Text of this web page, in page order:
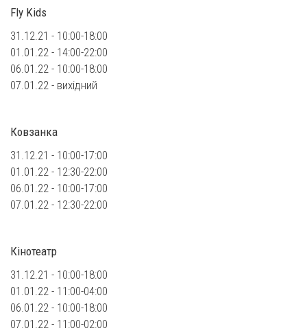
Fly Kids
31.12.21 - 10:00-18:00
01.01.22 - 14:00-22:00
06.01.22 - 10:00-18:00
07.01.22 - вихідний
Ковзанка
31.12.21 - 10:00-17:00
01.01.22 - 12:30-22:00
06.01.22 - 10:00-17:00
07.01.22 - 12:30-22:00
Кінотеатр
31.12.21 - 10:00-18:00
01.01.22 - 11:00-04:00
06.01.22 - 10:00-18:00
07.01.22 - 11:00-02:00